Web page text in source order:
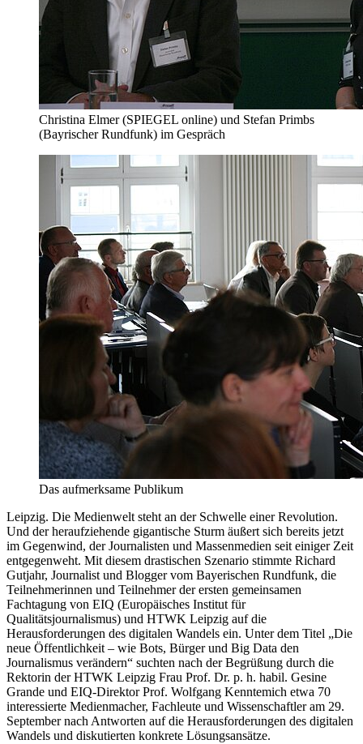
Christina Elmer (SPIEGEL online) und Stefan Primbs
(Bayrischer Rundfunk) im Gespräch
Das aufmerksame Publikum
Leipzig. Die Medienwelt steht an der Schwelle einer Revolution.
Und der heraufziehende gigantische Sturm äußert sich bereits jetzt
im Gegenwind, der Journalisten und Massenmedien seit einiger Zeit
entgegenweht. Mit diesem drastischen Szenario stimmte Richard
Gutjahr, Journalist und Blogger vom Bayerischen Rundfunk, die
Teilnehmerinnen und Teilnehmer der ersten gemeinsamen
Fachtagung von EIQ (Europäisches Institut für
Qualitätsjournalismus) und HTWK Leipzig auf die
Herausforderungen des digitalen Wandels ein. Unter dem Titel „Die
neue Öffentlichkeit – wie Bots, Bürger und Big Data den
Journalismus verändern“ suchten nach der Begrüßung durch die
Rektorin der HTWK Leipzig Frau Prof. Dr. p. h. habil. Gesine
Grande und EIQ-Direktor Prof. Wolfgang Kenntemich etwa 70
interessierte Medienmacher, Fachleute und Wissenschaftler am 29.
September nach Antworten auf die Herausforderungen des digitalen
Wandels und diskutierten konkrete Lösungsansätze.